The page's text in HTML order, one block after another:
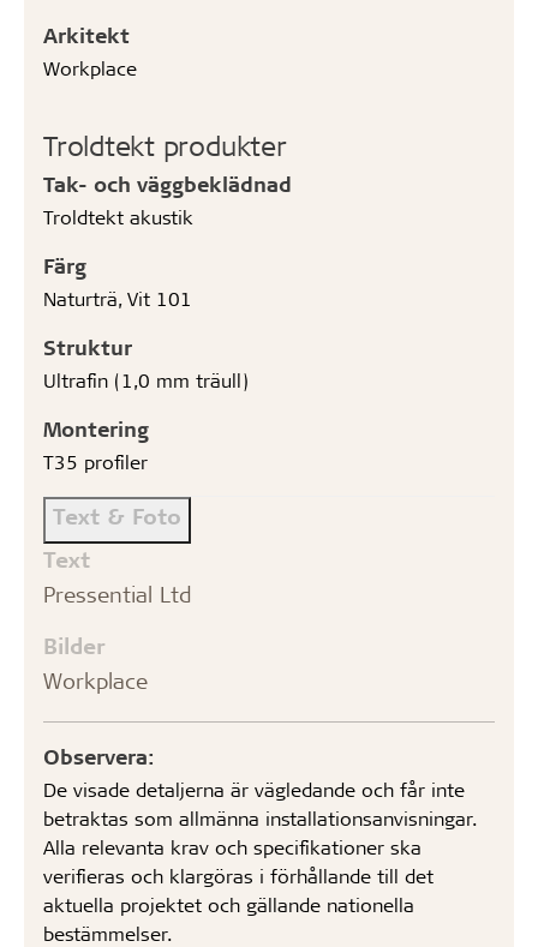
Arkitekt
Workplace
Troldtekt produkter
Tak- och väggbeklädnad
Troldtekt akustik
Färg
Naturträ, Vit 101
Struktur
Ultrafin (1,0 mm träull)
Montering
T35 profiler
Text & Foto
Text
Pressential Ltd
Bilder
Workplace
Observera:
De visade detaljerna är vägledande och får inte
betraktas som allmänna installationsanvisningar.
Alla relevanta krav och specifikationer ska
verifieras och klargöras i förhållande till det
aktuella projektet och gällande nationella
bestämmelser.